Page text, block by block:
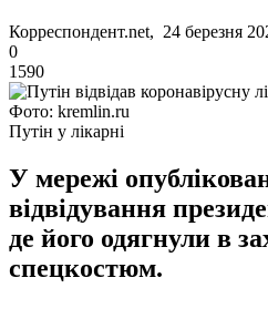
Корреспондент.net, 24 березня
0
1590
Фото: kremlin.ru
Путін у лікарні
У мережі
відвідування
де його одягнули в
спецкостюм.